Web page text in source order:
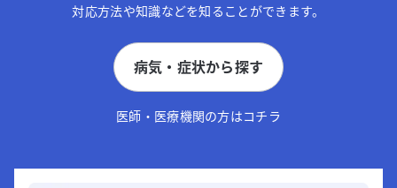
対応方法や知識などを知ることができます。
病気・症状から探す
医師・医療機関の方はコチラ